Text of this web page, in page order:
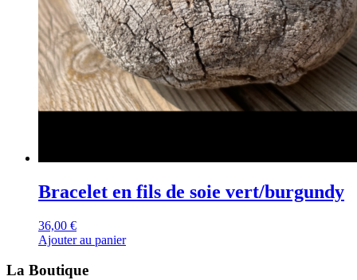
Bracelet en fils de soie vert/burgundy
36,00 €
Ajouter au panier
La Boutique